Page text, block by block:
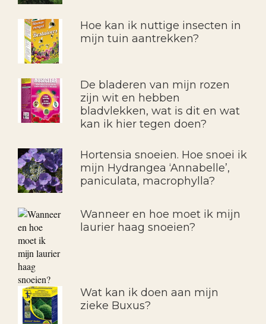
Hoe kan ik nuttige insecten in
mijn tuin aantrekken?
De bladeren van mijn rozen
zijn wit en hebben
bladvlekken, wat is dit en wat
kan ik hier tegen doen?
Hortensia snoeien. Hoe snoei ik
mijn Hydrangea ‘Annabelle’,
paniculata, macrophylla?
Wanneer en hoe moet ik mijn
laurier haag snoeien?
Wat kan ik doen aan mijn
zieke Buxus?